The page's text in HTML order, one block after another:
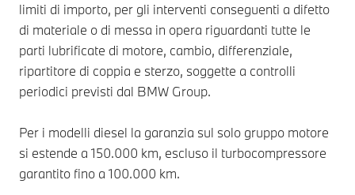
limiti di importo, per gli interventi conseguenti a difetto
di materiale o di messa in opera riguardanti tutte le
parti lubrificate di motore, cambio, differenziale,
ripartitore di coppia e sterzo, soggette a controlli
periodici previsti dal BMW Group.
Per i modelli diesel la garanzia sul solo gruppo motore
si estende a 150.000 km, escluso il turbocompressore
garantito fino a 100.000 km.